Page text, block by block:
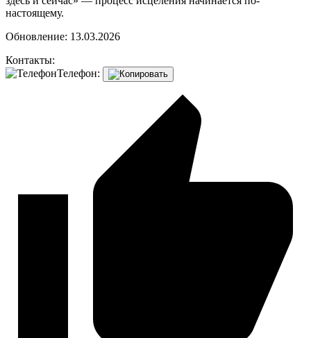
настоящему.
Обновление: 13.03.2026
Контакты:
Телефон: